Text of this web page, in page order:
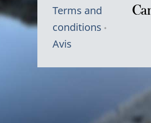
Terms and
conditions
Avis